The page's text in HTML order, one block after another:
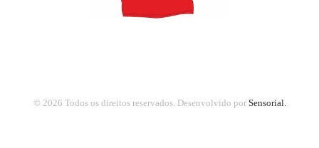
© 2026 Todos os direitos reservados. Desenvolvido por Sensorial.